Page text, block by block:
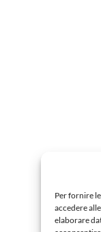
Per fornire
accedere
elaborare